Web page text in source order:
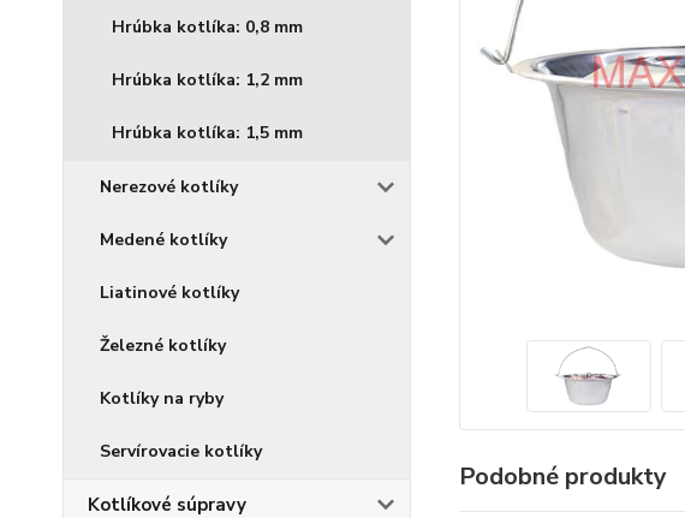
Hrúbka kotlíka: 0,8 mm
Hrúbka kotlíka: 1,2 mm
Hrúbka kotlíka: 1,5 mm
Nerezové kotlíky
Medené kotlíky
Liatinové kotlíky
Železné kotlíky
Kotlíky na ryby
Servírovacie kotlíky
Kotlíkové súpravy
Podobné produkty